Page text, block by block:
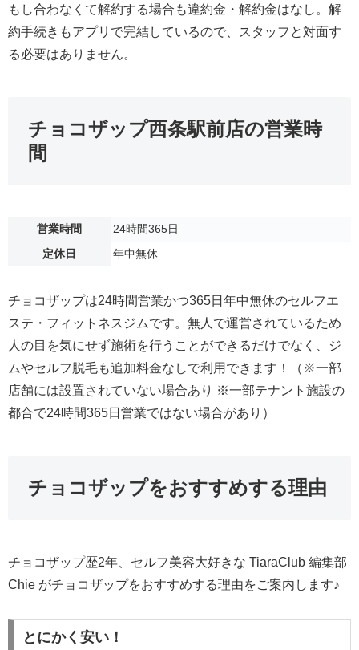
もし合わなくて解約する場合も違約金・解約金はなし。解
約手続きもアプリで完結しているので、スタッフと対面す
る必要はありません。
チョコザップ西条駅前店の営業時
間
営業時間
24時間365日
定休日
年中無休
チョコザップは24時間営業かつ365日年中無休のセルフエ
ステ・フィットネスジムです。無人で運営されているため
人の目を気にせず施術を行うことができるだけでなく、ジ
ムやセルフ脱毛も追加料金なしで利用できます！（※一部
店舗には設置されていない場合あり ※一部テナント施設の
都合で24時間365日営業ではない場合があり）
チョコザップをおすすめする理由
チョコザップ歴2年、セルフ美容大好きな TiaraClub 編集部
Chie がチョコザップをおすすめする理由をご案内します♪
とにかく安い！